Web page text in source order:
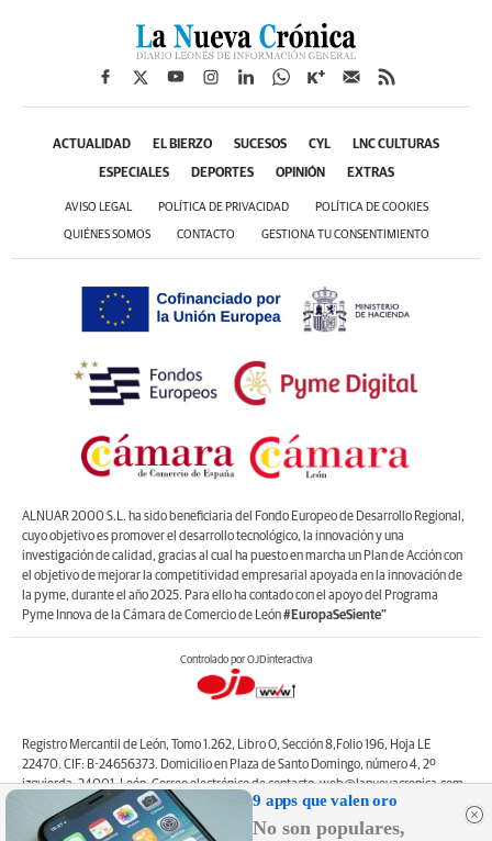
ACTUALIDAD EL BIERZO SUCESOS CYL LNC CULTURAS
ESPECIALES DEPORTES OPINIÓN EXTRAS
AVISO LEGAL POLÍTICA DE PRIVACIDAD POLÍTICA DE COOKIES
QUIÉNES SOMOS CONTACTO GESTIONA TU CONSENTIMIENTO
ALNUAR 2000 S.L. ha sido beneficiaria del Fondo Europeo de Desarrollo Regional,
cuyo objetivo es promover el desarrollo tecnológico, la innovación y una
investigación de calidad, gracias al cual ha puesto en marcha un Plan de Acción con
el objetivo de mejorar la competitividad empresarial apoyada en la innovación de
la pyme, durante el año 2025. Para ello ha contado con el apoyo del Programa
Pyme Innova de la Cámara de Comercio de León#EuropaSeSiente”
Controlado por OJDinteractiva
Registro Mercantil de León, Tomo 1.262, Libro O, Sección 8,Folio 196, Hoja LE
22470. CIF: B-24656373. Domicilio en Plaza de Santo Domingo, número 4, 2º
izquierda, 24001, León. Correo electrónico de contacto: web@lanuevacronica.com.
Copyright © ALNUAR 2000 S.L. (LA NUEVA CRÓNICA). Incluye contenidos de la
empresa, de empresas del grupo o de terceros.
9 apps que valen oro
No son populares,